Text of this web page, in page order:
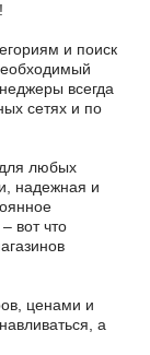
и поиск
всегда
сетях и по
любых
надежная и
вот что
ценами и
а